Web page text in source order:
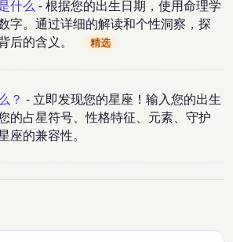
什么 - 根据您的出生日期，使用命理学
字。通过详细的解读和个性洞察，探
后的含义。
精选
？ - 立即发现您的星座！输入您的出生
的占星符号、性格特征、元素、守护
座的兼容性。